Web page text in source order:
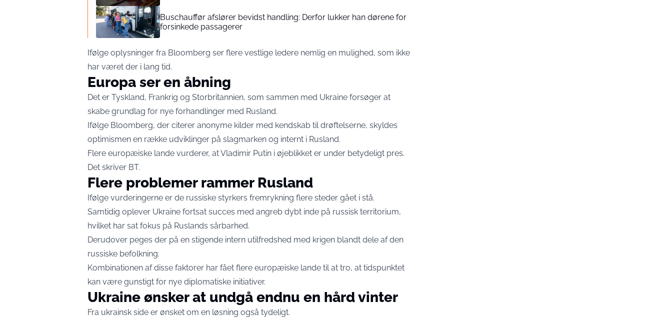
Buschauffør afslører bevidst handling: Derfor lukker han dørene for
forsinkede passagerer
Ifølge oplysninger fra Bloomberg ser flere vestlige ledere nemlig en mulighed, som ikke
har været der i lang tid.
Europa ser en åbning
Det er Tyskland, Frankrig og Storbritannien, som sammen med Ukraine forsøger at
skabe grundlag for nye forhandlinger med Rusland.
Ifølge Bloomberg, der citerer anonyme kilder med kendskab til drøftelserne, skyldes
optimismen en række udviklinger på slagmarken og internt i Rusland.
Flere europæiske lande vurderer, at Vladimir Putin i øjeblikket er under betydeligt pres.
Det skriver BT.
Flere problemer rammer Rusland
Ifølge vurderingerne er de russiske styrkers fremrykning flere steder gået i stå.
Samtidig oplever Ukraine fortsat succes med angreb dybt inde på russisk territorium,
hvilket har sat fokus på Ruslands sårbarhed.
Derudover peges der på en stigende intern utilfredshed med krigen blandt dele af den
russiske befolkning.
Kombinationen af disse faktorer har fået flere europæiske lande til at tro, at tidspunktet
kan være gunstigt for nye diplomatiske initiativer.
Ukraine ønsker at undgå endnu en hård vinter
Fra ukrainsk side er ønsket om en løsning også tydeligt.